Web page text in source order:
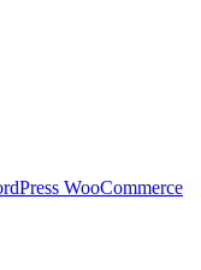
WooCommerce